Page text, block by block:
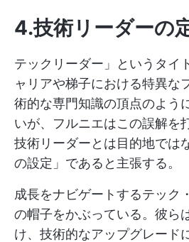
4.技術リーダーの
テックリーダー」というタイ
ャリアや梯子における特異な
術的な専門知識の頂点のよう
いが、フルニエはこの誤解を
技術リーダーとは目的地では
の設定」であると主張する。
成長をナビゲートするテック
の帽子をかぶっている。彼ら
け、技術的なアップグレード